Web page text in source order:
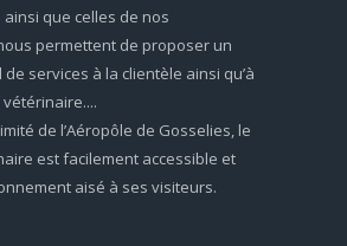
que celles de nos
permettent de proposer un
services à la clientèle ainsi qu’à
de l’Aéropôle de Gosselies, le
est facilement accessible et
aisé à ses visiteurs.